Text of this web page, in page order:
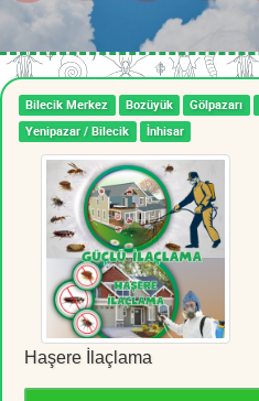
Bilecik Merkez Bozüyük Gölpazarı
Yenipazar / Bilecik
İnhisar
Haşere İlaçlama